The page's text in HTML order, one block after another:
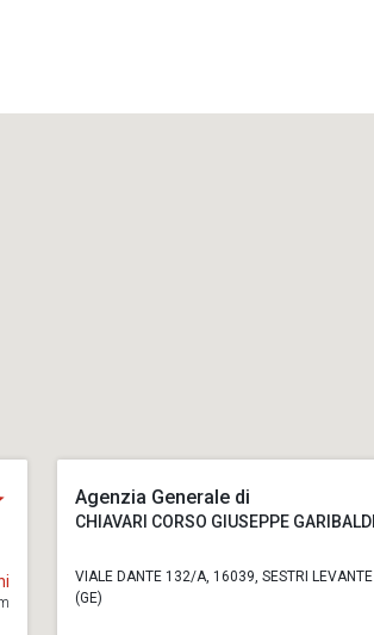
Agenzia Generale di
CHIAVARI CORSO GIUSEPPE GARIBALDI
VIALE DANTE 132/A, 16039, SESTRI LEVANTE
(GE)